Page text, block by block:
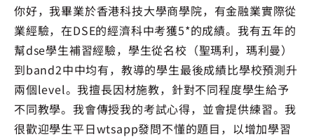
你好，我畢業於香港科技大學商學院，有金融業實際從
業經驗，在DSE的經濟科中考獲5*的成績。我有五年的
幫dse學生補習經驗，學生從名校（聖瑪利，瑪利曼）
到band2中中均有，教導的學生最後成績比學校預測升
兩個level。我擅長因材施教，針對不同程度學生給予
不同教學。我會傳授我的考試心得，並會提供練習。我
很歡迎學生平日wtsapp發問不懂的題目，以增加學習